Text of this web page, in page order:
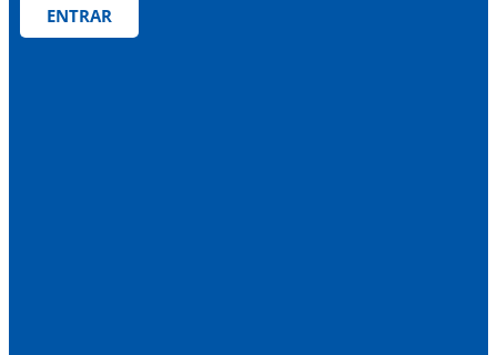
ENTRAR